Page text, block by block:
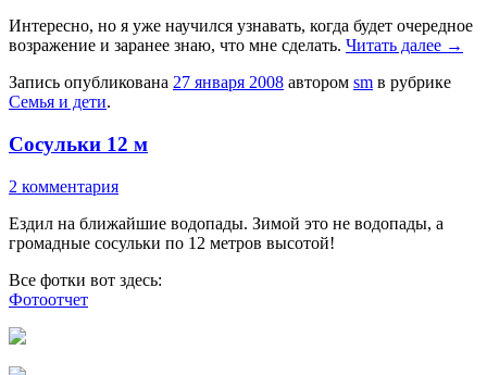
Интересно, но я уже научился узнавать, когда будет очередное
возражение и заранее знаю, что мне сделать. Читать далее →
Запись опубликована 27 января 2008 автором sm в рубрике
Семья и дети.
Сосульки 12 м
2 комментария
Ездил на ближайшие водопады. Зимой это не водопады, а
громадные сосульки по 12 метров высотой!
Все фотки вот здесь:
Фотоотчет